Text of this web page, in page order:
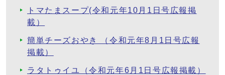
トマたまスープ(令和元年10月1日号広報掲
載）
簡単チーズおやき （令和元年8月1日号広報
掲載）
ラタトゥイユ（令和元年6月1日号広報掲載）